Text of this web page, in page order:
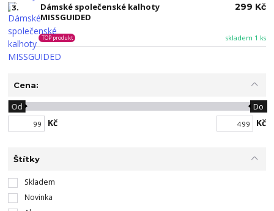
3.
Dámské společenské kalhoty
MISSGUIDED
skladem 1 ks
TOP produkt
299 Kč
Cena:
Kč
Od Do
Kč
Štítky
Skladem
Novinka